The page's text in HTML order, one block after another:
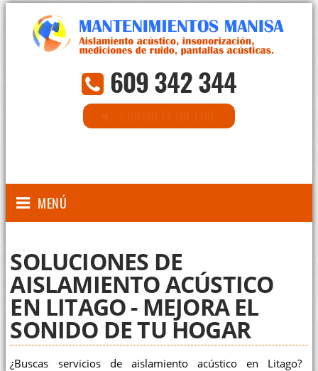
609 342 344
MENÚ
SOLUCIONES DE
AISLAMIENTO ACÚSTICO
EN LITAGO - MEJORA EL
SONIDO DE TU HOGAR
¿Buscas servicios de aislamiento acústico en Litago?